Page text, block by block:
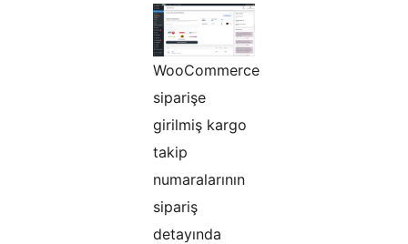
WooCommerce
siparişe
girilmiş kargo
takip
numaralarının
sipariş
detayında